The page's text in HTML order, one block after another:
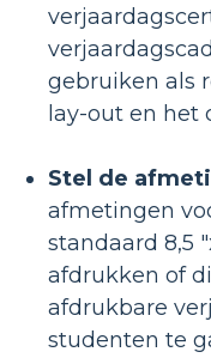
gebruiken als
lay-out en het
Stel de
afmetingen
standaard 8,5
afdrukken of
afdrukbare
studenten te